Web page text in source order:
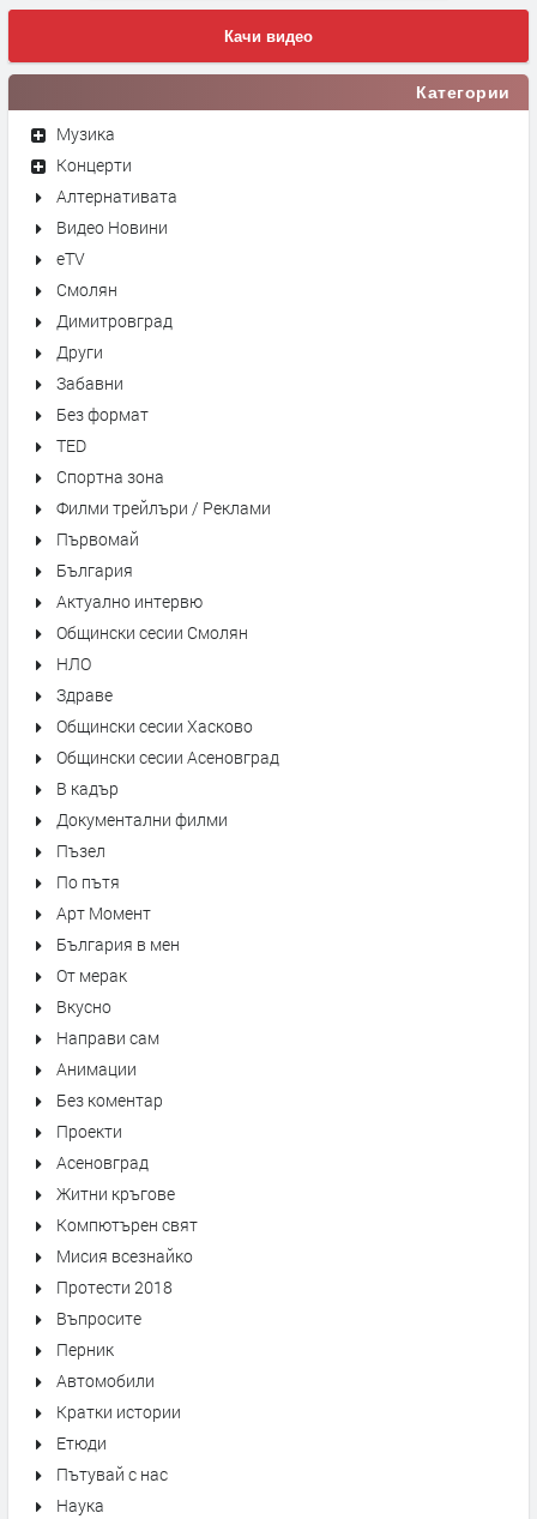
Качи видео
Категории
Музика
Концерти
Алтернативата
Видео Новини
eTV
Смолян
Димитровград
Други
Забавни
Без формат
TED
Спортна зона
Филми трейлъри / Реклами
Първомай
България
Актуално интервю
Общински сесии Смолян
НЛО
Здраве
Общински сесии Хасково
Общински сесии Асеновград
В кадър
Документални филми
Пъзел
По пътя
Арт Момент
България в мен
От мерак
Вкусно
Направи сам
Анимации
Без коментар
Проекти
Асеновград
Житни кръгове
Компютърен свят
Мисия всезнайко
Протести 2018
Въпросите
Перник
Автомобили
Кратки истории
Етюди
Пътувай с нас
Наука